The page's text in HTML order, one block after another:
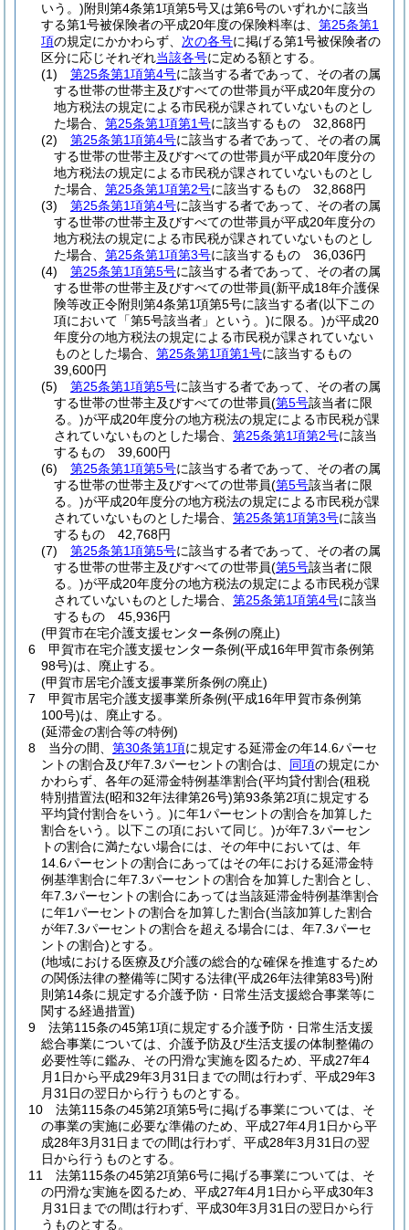
いう。)附則第4条第1項第5号又は第6号のいずれかに該当
する第1号被保険者の平成20年度の保険料率は、 第25条第1
項の規定にかかわらず、 次の各号に掲げる第1号被保険者の
区分に応じそれぞれ当該各号に定める額とする。
(1)
第25条第1項第4号に該当する者であって、その者の属
する世帯の世帯主及びすべての世帯員が平成20年度分の
地方税法の規定による市民税が課されていないものとし
た場合、 第25条第1項第1号に該当するもの 32,868円
(2)
第25条第1項第4号に該当する者であって、その者の属
する世帯の世帯主及びすべての世帯員が平成20年度分の
地方税法の規定による市民税が課されていないものとし
た場合、 第25条第1項第2号に該当するもの 32,868円
(3)
第25条第1項第4号に該当する者であって、その者の属
する世帯の世帯主及びすべての世帯員が平成20年度分の
地方税法の規定による市民税が課されていないものとし
た場合、 第25条第1項第3号に該当するもの 36,036円
(4)
第25条第1項第5号に該当する者であって、その者の属
する世帯の世帯主及びすべての世帯員(新平成18年介護保
険等改正令附則第4条第1項第5号に該当する者(以下この
項において「第5号該当者」という。)に限る。)が平成20
年度分の地方税法の規定による市民税が課されていない
ものとした場合、 第25条第1項第1号に該当するもの
39,600円
(5)
第25条第1項第5号に該当する者であって、その者の属
する世帯の世帯主及びすべての世帯員(第5号該当者に限
る。)が平成20年度分の地方税法の規定による市民税が課
されていないものとした場合、 第25条第1項第2号に該当
するもの 39,600円
(6)
第25条第1項第5号に該当する者であって、その者の属
する世帯の世帯主及びすべての世帯員(第5号該当者に限
る。)が平成20年度分の地方税法の規定による市民税が課
されていないものとした場合、 第25条第1項第3号に該当
するもの 42,768円
(7)
第25条第1項第5号に該当する者であって、その者の属
する世帯の世帯主及びすべての世帯員(第5号該当者に限
る。)が平成20年度分の地方税法の規定による市民税が課
されていないものとした場合、 第25条第1項第4号に該当
するもの 45,936円
(甲賀市在宅介護支援センター条例の廃止)
6
甲賀市在宅介護支援センター条例(平成16年甲賀市条例第
98号)は、廃止する。
(甲賀市居宅介護支援事業所条例の廃止)
7
甲賀市居宅介護支援事業所条例(平成16年甲賀市条例第
100号)は、廃止する。
(延滞金の割合等の特例)
8
当分の間、 第30条第1項に規定する延滞金の年14.6パーセ
ントの割合及び年7.3パーセントの割合は、 同項の規定にか
かわらず、各年の延滞金特例基準割合(平均貸付割合(租税
特別措置法(昭和32年法律第26号)第93条第2項に規定する
平均貸付割合をいう。)に年1パーセントの割合を加算した
割合をいう。以下この項において同じ。)が年7.3パーセン
トの割合に満たない場合には、その年中においては、年
14.6パーセントの割合にあってはその年における延滞金特
例基準割合に年7.3パーセントの割合を加算した割合とし、
年7.3パーセントの割合にあっては当該延滞金特例基準割合
に年1パーセントの割合を加算した割合(当該加算した割合
が年7.3パーセントの割合を超える場合には、年7.3パーセ
ントの割合)とする。
(地域における医療及び介護の総合的な確保を推進するため
の関係法律の整備等に関する法律(平成26年法律第83号)附
則第14条に規定する介護予防・日常生活支援総合事業等に
関する経過措置)
9
法第115条の45第1項に規定する介護予防・日常生活支援
総合事業については、介護予防及び生活支援の体制整備の
必要性等に鑑み、その円滑な実施を図るため、平成27年4
月1日から平成29年3月31日までの間は行わず、平成29年3
月31日の翌日から行うものとする。
10
法第115条の45第2項第5号に掲げる事業については、そ
の事業の実施に必要な準備のため、平成27年4月1日から平
成28年3月31日までの間は行わず、平成28年3月31日の翌
日から行うものとする。
11
法第115条の45第2項第6号に掲げる事業については、そ
の円滑な実施を図るため、平成27年4月1日から平成30年3
月31日までの間は行わず、平成30年3月31日の翌日から行
うものとする。